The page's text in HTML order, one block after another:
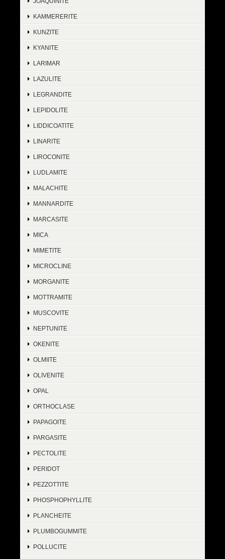
KAMMERERITE
KUNZITE
KYANITE
LARIMAR
LAZULITE
LEGRANDITE
LEPIDOLITE
LIDDICOATITE
LINARITE
LIROCONITE
LUDLAMITE
MALACHITE
MANNARDITE
MARCASITE
MICA
MIMETITE
MICROCLINE
MORGANITE
MOTTRAMITE
MUSCOVITE
NEPTUNITE
OKENITE
OLMIITE
OLIVENITE
OPAL
ORTHOCLASE
PAPAGOITE
PARGASITE
PECTOLITE
PERIDOT
PEZZOTTITE
PHOSPHOPHYLLITE
PLANCHEITE
PLUMBOGUMMITE
POLLUCITE